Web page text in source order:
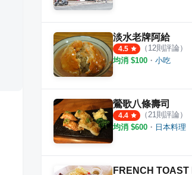
淡水老牌阿給
4.5 （ 12則評論）
均消 $100 ・ 小吃
鶯歌八條壽司
4.4 （21則評論）
均消 $600 ・ 日本料理